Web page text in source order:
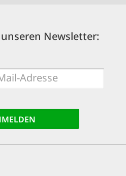
Newsletter:
E-
Mail